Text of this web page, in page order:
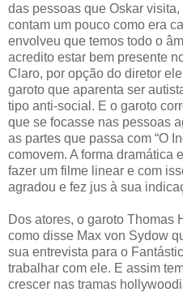
das pessoas que Oskar
contam um pouco como era
envolveu que temos todo o
acredito estar bem presente
Claro, por opção do diretor
garoto que aparenta ser
tipo anti-social. E o garoto
que se focasse nas pessoas
as partes que passa com “O
comovem. A forma dramática
fazer um filme linear e com
agradou e fez jus à sua
Dos atores, o garoto Thomas
como disse Max von Sydow
sua entrevista para o
trabalhar com ele. E assim
crescer nas tramas